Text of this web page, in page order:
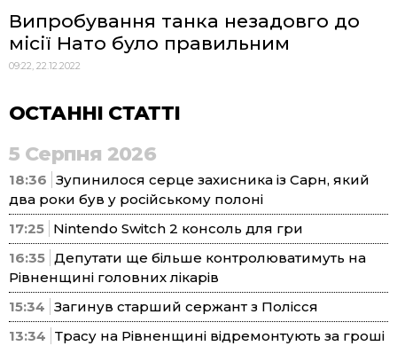
Випробування танка незадовго до
місії Нато було правильним
09:22, 22.12.2022
ОСТАННІ СТАТТІ
5 Серпня 2026
18:36 Зупинилося серце захисника із Сарн, який
два роки був у російському полоні
17:25 Nintendo Switch 2 консоль для гри
16:35 Депутати ще більше контролюватимуть на
Рівненщині головних лікарів
15:34 Загинув старший сержант з Полісся
13:34 Трасу на Рівненщині відремонтують за гроші